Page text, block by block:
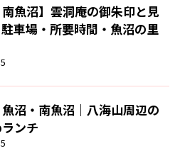
南魚沼】雲洞庵の御朱印と見
車場・所要時間・魚沼の里
魚沼・南魚沼｜八海山周辺の
ンチ